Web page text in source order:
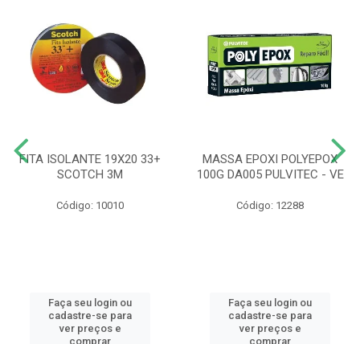
FITA ISOLANTE 19X20 33+
SCOTCH 3M
Código: 10010
Faça seu login ou
cadastre-se para
ver preços e
comprar
MASSA EPOXI POLYEPOX
100G DA005 PULVITEC - VE
Código: 12288
Faça seu login ou
cadastre-se para
ver preços e
comprar